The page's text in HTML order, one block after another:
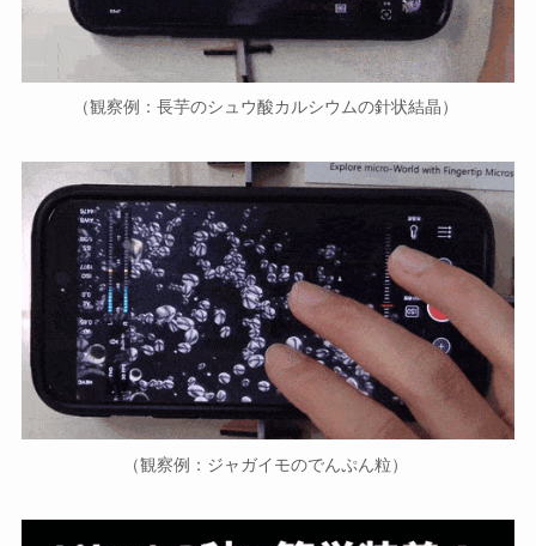
（観察例：長芋のシュウ酸カルシウムの針状結晶）
（観察例：ジャガイモのでんぷん粒）